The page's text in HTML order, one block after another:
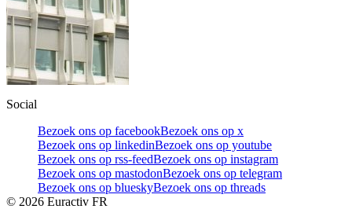
Social
Bezoek ons op facebookBezoek ons op x
Bezoek ons op linkedinBezoek ons op youtube
Bezoek ons op rss-feedBezoek ons op instagram
Bezoek ons op mastodonBezoek ons op telegram
Bezoek ons op blueskyBezoek ons op threads
© 2026 Euractiv FR